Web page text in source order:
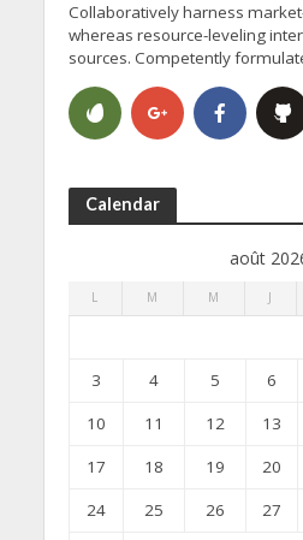
Collaboratively harness
whereas resource-leveling
sources. Competently
Calendar
août
L M M J
3
4 5 6
10
11 12 13
17
18 19 20
24
25 26 27